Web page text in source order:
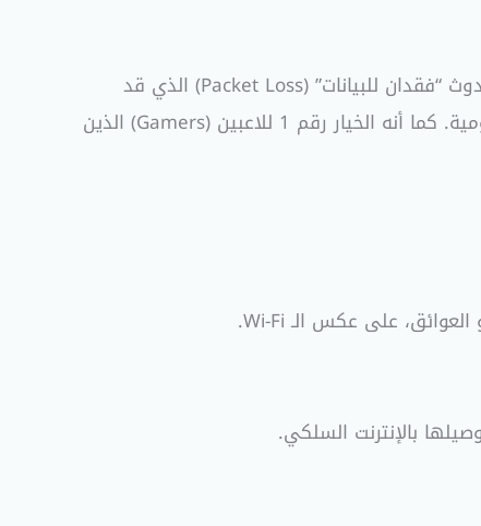
إذا كنت تعمل في مجال البرمجة أو التصميم، فأنت تعلم جيداً مدى أهمية نقل الملفات الكبيرة بسرعة عالية دون حدوث “فقدان للبيانات” (Packet Loss) الذي قد
يحدث عبر الـ Wi-Fi. هذا الكارت يعمل كمحرك دفع لشبكتك، مما يجعله استثماراً بسيطاً بتأثير كبير على إنتاجيتك اليومية. كما أنه الخيار رقم 1 للاعبين (Gamers) الذين